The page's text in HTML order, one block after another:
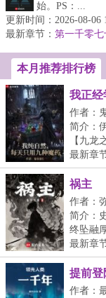
始。PS：...
更新时间：2026-08-06
最新章节： 第一千零
本月推荐排行榜
我正经
作者：
简介：
【九龙
者大...
最新章
票！）
祸主
作者：
简介：
终坠融
邪...
最新章
提前登
作者：